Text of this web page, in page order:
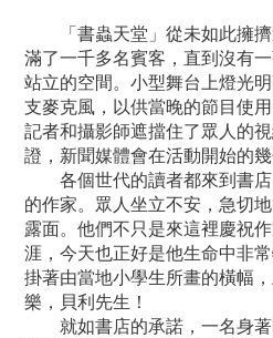
「書蟲天堂」從未如此擁擠
滿了一千多名賓客，直到沒有
站立的空間。小型舞台上燈光
支麥克風，以供當晚的節目使
記者和攝影師遮擋住了眾人的
證，新聞媒體會在活動開始的幾
各個世代的讀者都來到書店
的作家。眾人坐立不安，急切
露面。他們不只是來這裡慶祝
涯，今天也正好是他生命中非
掛著由當地小學生所畫的橫幅
樂，貝利先生！
就如書店的承諾，一名身著